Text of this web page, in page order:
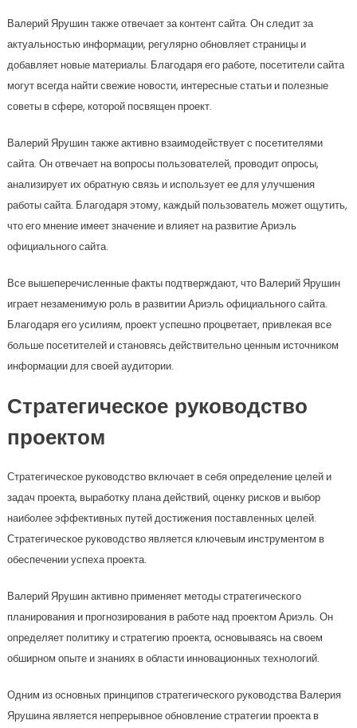
Валерий Ярушин также отвечает за контент сайта. Он следит за
актуальностью информации, регулярно обновляет страницы и
добавляет новые материалы. Благодаря его работе, посетители сайта
могут всегда найти свежие новости, интересные статьи и полезные
советы в сфере, которой посвящен проект.
Валерий Ярушин также активно взаимодействует с посетителями
сайта. Он отвечает на вопросы пользователей, проводит опросы,
анализирует их обратную связь и использует ее для улучшения
работы сайта. Благодаря этому, каждый пользователь может ощутить,
что его мнение имеет значение и влияет на развитие Ариэль
официального сайта.
Все вышеперечисленные факты подтверждают, что Валерий Ярушин
играет незаменимую роль в развитии Ариэль официального сайта.
Благодаря его усилиям, проект успешно процветает, привлекая все
больше посетителей и становясь действительно ценным источником
информации для своей аудитории.
Стратегическое руководство
проектом
Стратегическое руководство включает в себя определение целей и
задач проекта, выработку плана действий, оценку рисков и выбор
наиболее эффективных путей достижения поставленных целей.
Стратегическое руководство является ключевым инструментом в
обеспечении успеха проекта.
Валерий Ярушин активно применяет методы стратегического
планирования и прогнозирования в работе над проектом Ариэль. Он
определяет политику и стратегию проекта, основываясь на своем
обширном опыте и знаниях в области инновационных технологий.
Одним из основных принципов стратегического руководства Валерия
Ярушина является непрерывное обновление стратегии проекта в